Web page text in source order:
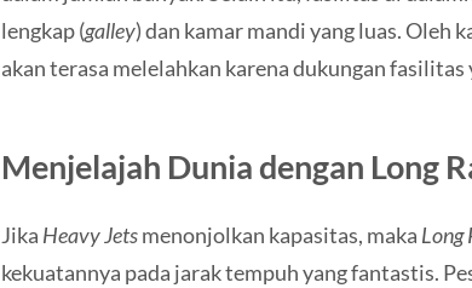
lengkap (galley) dan kamar mandi yang luas. Oleh
akan terasa melelahkan karena dukungan
Menjelajah Dunia dengan Long
Jika Heavy Jetsmenonjolkan kapasitas, maka Long
kekuatannya pada jarak tempuh yang fantastis.